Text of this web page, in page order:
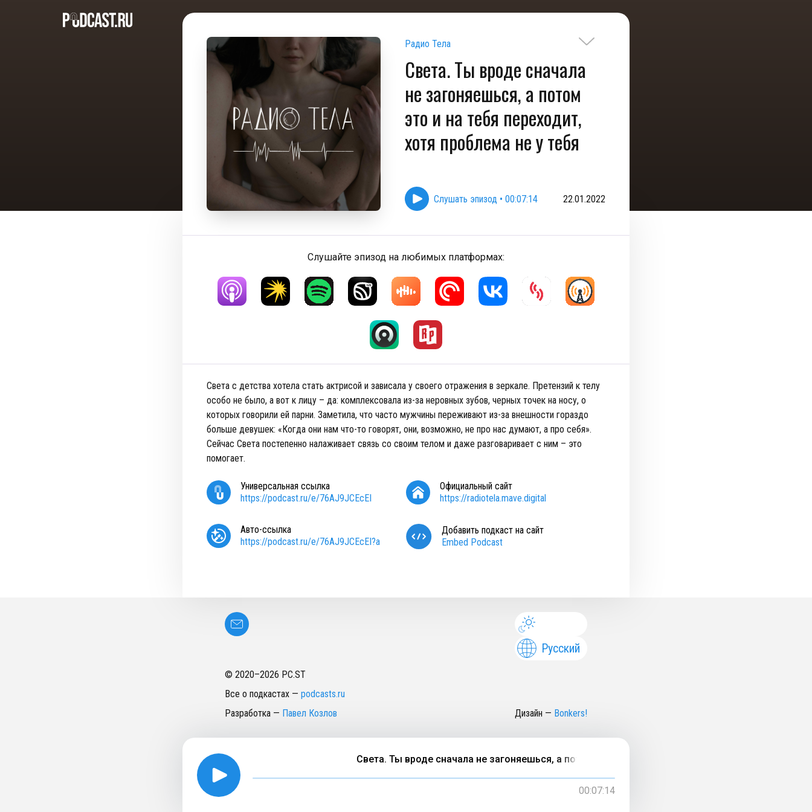
Радио Тела
Света. Ты вроде сначала
не загоняешься, а потом
это и на тебя переходит,
хотя проблема не у тебя
Слушать эпизод • 00:07:14 22.01.2022
Слушайте эпизод на любимых платформах:
Света с детства хотела стать актрисой и зависала у своего отражения в зеркале. Претензий к телу
особо не было, а вот к лицу – да: комплексовала из-за неровных зубов, черных точек на носу, о
которых говорили ей парни. Заметила, что часто мужчины переживают из-за внешности гораздо
больше девушек: «Когда они нам что-то говорят, они, возможно, не про нас думают, а про себя».
Сейчас Света постепенно налаживает связь со своим телом и даже разговаривает с ним – это
помогает.
Универсальная ссылка
https://podcast.ru/e/76AJ9JCEcEI
Официальный сайт
https://radiotela.mave.digital
Авто-ссылка
https://podcast.ru/e/76AJ9JCEcEI?a
Добавить подкаст на сайт
Embed Podcast
Русский
© 2020–2026 PC.ST
Все о подкастах — podcasts.ru
Разработка — Павел Козлов Дизайн — Bonkers!
Света. Ты вроде сначала не загоняешься, а потом это и на тебя переходит, хотя проблема не у
00:07:14